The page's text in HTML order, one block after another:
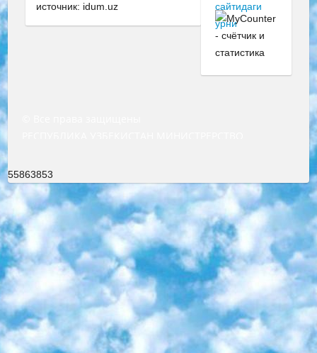
источник: idum.uz
55863853